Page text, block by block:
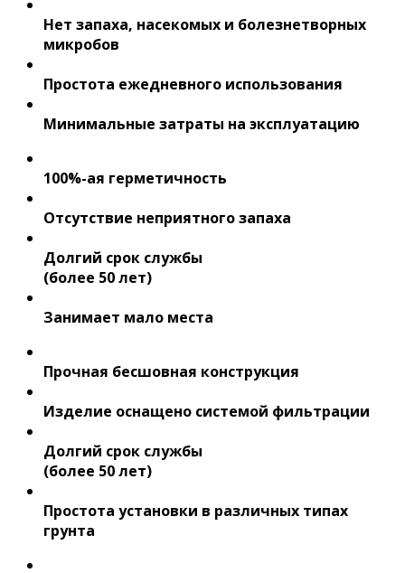
Нет запаха, насекомых и болезнетворных
микробов
Простота ежедневного использования
Минимальные затраты на эксплуатацию
100%-ая герметичность
Отсутствие неприятного запаха
Долгий срок службы
(более 50 лет)
Занимает мало места
Прочная бесшовная конструкция
Изделие оснащено системой фильтрации
Долгий срок службы
(более 50 лет)
Простота установки в различных типах
грунта